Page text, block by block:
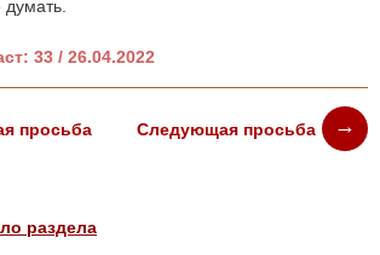
33 / 26.04.2022
просьба Следующая просьба
раздела